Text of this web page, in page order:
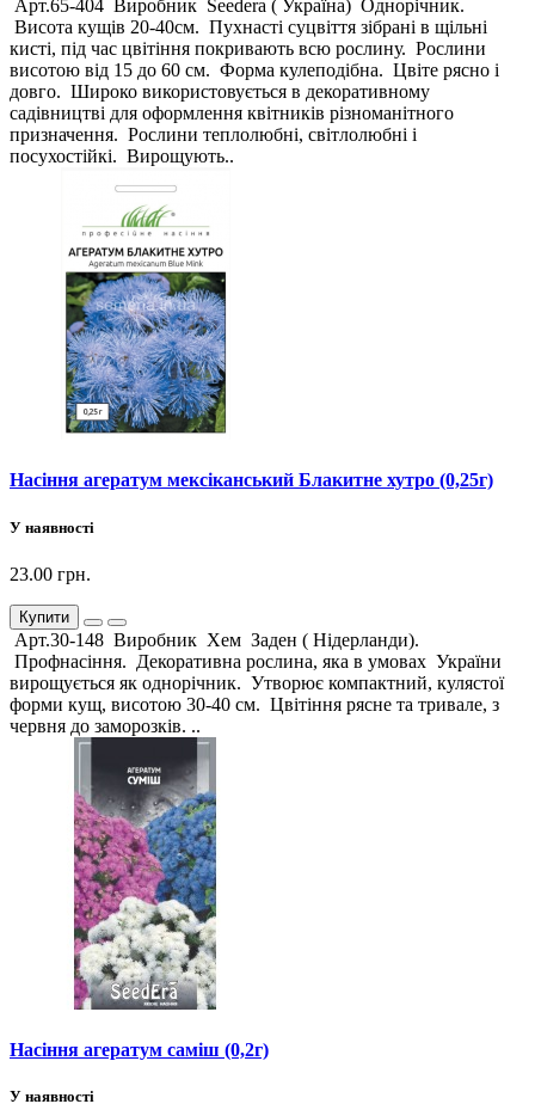
Арт.65-404 Виробник Seedera ( Україна) Однорічник.
Висота кущів 20-40см. Пухнасті суцвіття зібрані в щільні
кисті, під час цвітіння покривають всю рослину. Рослини
висотою від 15 до 60 см. Форма кулеподібна. Цвіте рясно і
довго. Широко використовується в декоративному
садівництві для оформлення квітників різноманітного
призначення. Рослини теплолюбні, світлолюбні і
посухостійкі. Вирощують..
Насіння агератум мексіканський Блакитне хутро (0,25г)
У наявності
23.00 грн.
Купити
Арт.30-148 Виробник Хем Заден ( Нідерланди).
Профнасіння. Декоративна рослина, яка в умовах України
вирощується як однорічник. Утворює компактний, кулястої
форми кущ, висотою 30-40 см. Цвітіння рясне та тривале, з
червня до заморозків. ..
Насіння агератум саміш (0,2г)
У наявності